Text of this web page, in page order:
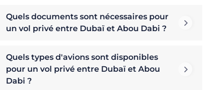
Quels documents sont nécessaires pour
un vol privé entre Dubaï et Abou Dabi ?
Quels types d'avions sont disponibles
pour un vol privé entre Dubaï et Abou
Dabi ?